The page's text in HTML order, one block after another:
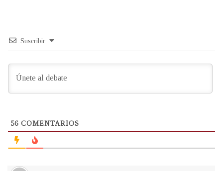
Suscribir
56 COMENTARIOS